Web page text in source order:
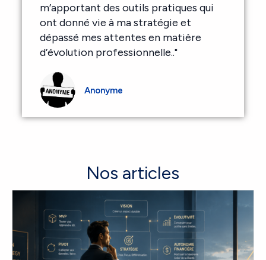
m’apportant des outils pratiques qui
ont donné vie à ma stratégie et
dépassé mes attentes en matière
d’évolution professionnelle.."
Anonyme
Nos articles